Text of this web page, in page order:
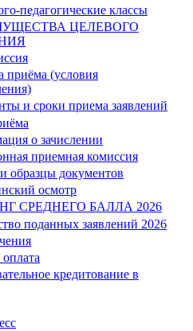
педагогические классы
ЦЕЛЕВОГО
приёма (условия
и сроки приема заявлений
о зачислении
приемная комиссия
образцы документов
осмотр
СРЕДНЕГО БАЛЛА 2026
поданных заявлений 2026
кредитование в